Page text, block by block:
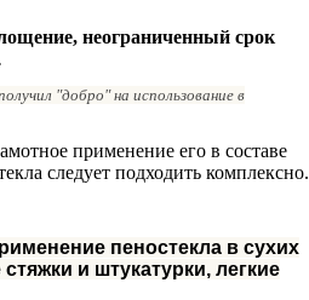
неограниченный срок
"добро" на использование в
применение его в составе
следует подходить комплексно.
пеностекла в сухих
и штукатурки, легкие